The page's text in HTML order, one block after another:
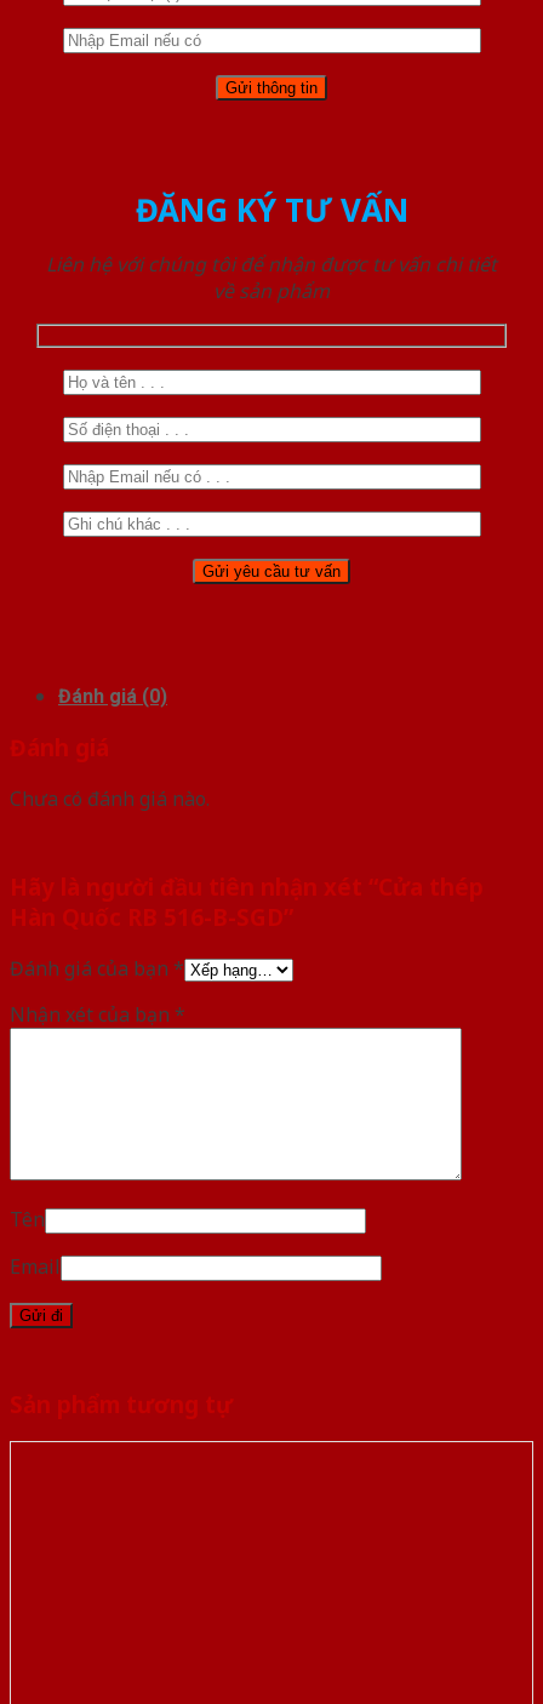
ĐĂNG KÝ TƯ VẤN
Liên hệ với chúng tôi để nhận được tư vấn chi tiết
về sản phẩm
Đánh giá (0)
Đánh giá
Chưa có đánh giá nào.
Hãy là người đầu tiên nhận xét “Cửa thép
Hàn Quốc RB 516-B-SGD”
Đánh giá của bạn *
Nhận xét của bạn *
Tên
Email
Sản phẩm tương tự